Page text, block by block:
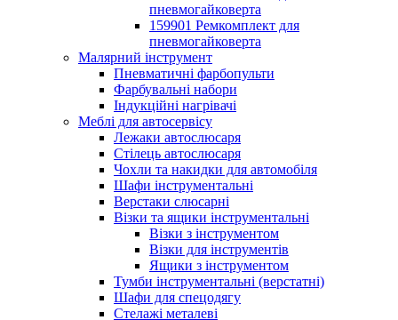
пневмогайковерта
159901 Ремкомплект для
пневмогайковерта
Малярний інструмент
Пневматичні фарбопульти
Фарбувальні набори
Індукційні нагрівачі
Меблі для автосервісу
Лежаки автослюсаря
Стілець автослюсаря
Чохли та накидки для автомобіля
Шафи інструментальні
Верстаки слюсарні
Візки та ящики інструментальні
Візки з інструментом
Візки для інструментів
Ящики з інструментом
Тумби інструментальні (верстатні)
Шафи для спецодягу
Стелажі металеві